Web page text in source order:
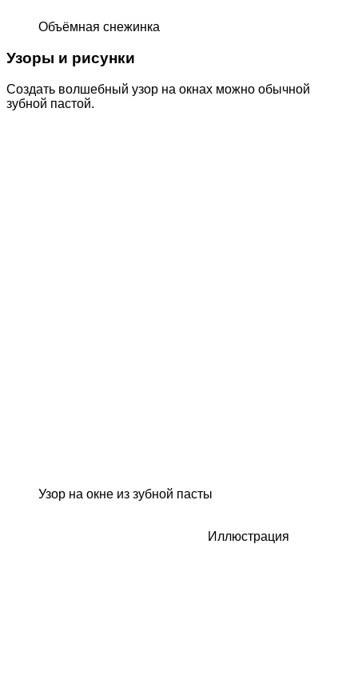
Объёмная снежинка
Узоры и рисунки
Создать волшебный узор на окнах можно обычной
зубной пастой.
Узор на окне из зубной пасты
Иллюстрация